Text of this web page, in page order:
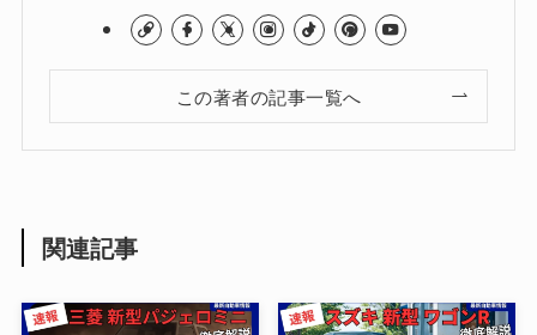
この著者の記事一覧へ
関連記事